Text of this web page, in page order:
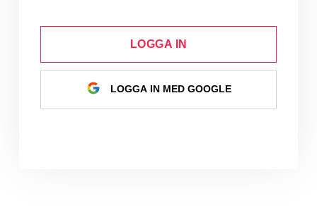
LOGGA IN
LOGGA IN MED GOOGLE